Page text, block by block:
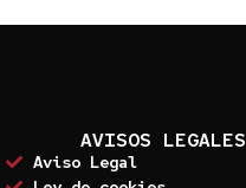
AVISOS LEGALES
Aviso Legal